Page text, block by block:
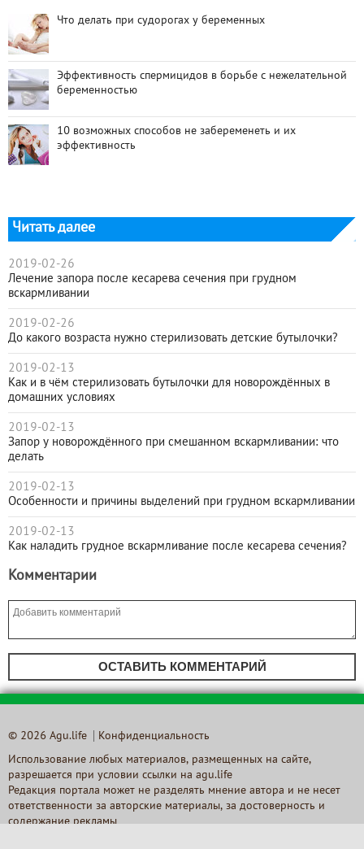
Что делать при судорогах у беременных
Эффективность спермицидов в борьбе с нежелательной
беременностью
10 возможных способов не забеременеть и их
эффективность
Читать далее
2019-02-26
Лечение запора после кесарева сечения при грудном
вскармливании
2019-02-26
До какого возраста нужно стерилизовать детские бутылочки?
2019-02-13
Как и в чём стерилизовать бутылочки для новорождённых в
домашних условиях
2019-02-13
Запор у новорождённого при смешанном вскармливании: что
делать
2019-02-13
Особенности и причины выделений при грудном вскармливании
2019-02-13
Как наладить грудное вскармливание после кесарева сечения?
Комментарии
ОСТАВИТЬ КОММЕНТАРИЙ
© 2026 Agu.life Конфиденциальность
Использование любых материалов, размещенных на сайте,
разрешается при условии ссылки на agu.life
Редакция портала может не разделять мнение автора и не несет
ответственности за авторские материалы, за достоверность и
содержание рекламы